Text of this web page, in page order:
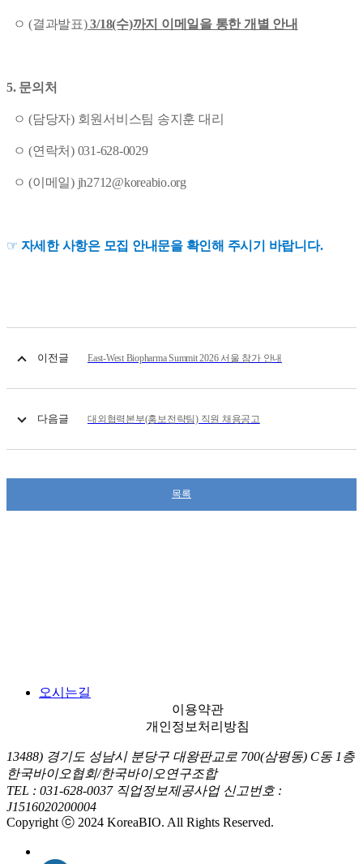
ㅇ (결과발표)3/18(수)까지 이메일을 통한 개별 안내
5. 문의처
ㅇ (담당자) 회원서비스팀 송지훈 대리
ㅇ (연락처) 031-628-0029
ㅇ (이메일) jh2712@koreabio.org
☞ 자세한 사항은 모집 안내문을 확인해 주시기 바랍니다.
이전글 East-West Biopharma Summit 2026 서울 참가 안내
다음글 대외협력본부(홍보전략팀) 직원 채용공고
목록
오시는길
이용약관
개인정보처리방침
13488) 경기도 성남시 분당구 대왕판교로 700(삼평동) C동 1층
한국바이오협회/한국바이오연구조합
TEL : 031-628-0037 직업정보제공사업 신고번호 :
J1516020200004
Copyright ⓒ 2024 KoreaBIO. All Rights Reserved.